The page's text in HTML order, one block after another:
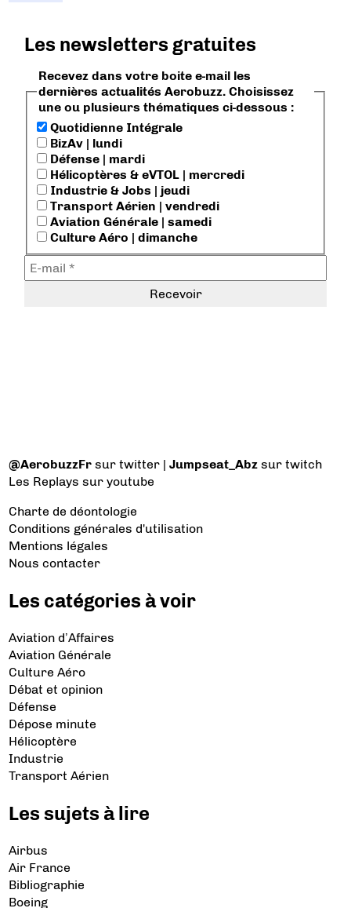
Les newsletters gratuites
Recevez dans votre boite e-mail les
dernières actualités Aerobuzz. Choisissez
une ou plusieurs thématiques ci-dessous :
Quotidienne Intégrale
BizAv | lundi
Défense | mardi
Hélicoptères & eVTOL | mercredi
Industrie & Jobs | jeudi
Transport Aérien | vendredi
Aviation Générale | samedi
Culture Aéro | dimanche
@AerobuzzFr sur twitter |Jumpseat_Abz sur twitch
Les Replays sur youtube
Charte de déontologie
Conditions générales d'utilisation
Mentions légales
Nous contacter
Les catégories à voir
Aviation d’Affaires
Aviation Générale
Culture Aéro
Débat et opinion
Défense
Dépose minute
Hélicoptère
Industrie
Transport Aérien
Les sujets à lire
Airbus
Air France
Bibliographie
Boeing